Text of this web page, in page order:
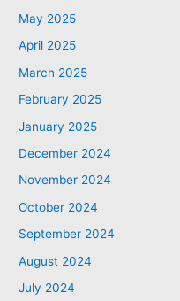
May 2025
April 2025
March 2025
February 2025
January 2025
December 2024
November 2024
October 2024
September 2024
August 2024
July 2024